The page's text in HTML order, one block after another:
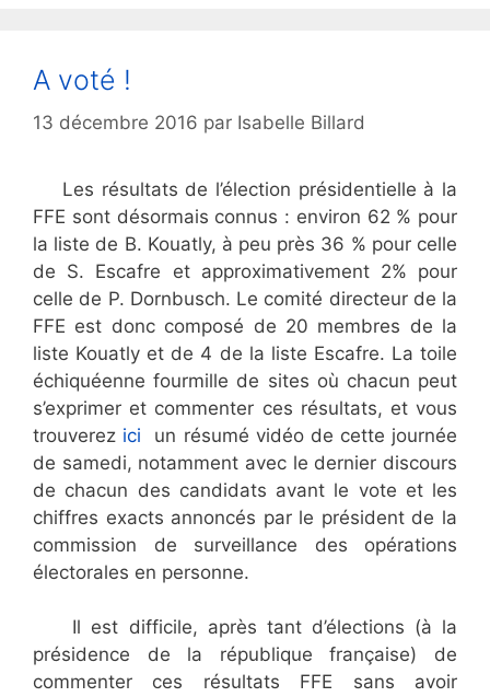
A voté !
13 décembre 2016 par Isabelle Billard
Les résultats de l’élection présidentielle à la
FFE sont désormais connus : environ 62 % pour
la liste de B. Kouatly, à peu près 36 % pour celle
de S. Escafre et approximativement 2% pour
celle de P. Dornbusch. Le comité directeur de la
FFE est donc composé de 20 membres de la
liste Kouatly et de 4 de la liste Escafre. La toile
échiquéenne fourmille de sites où chacun peut
s’exprimer et commenter ces résultats, et vous
trouverez ici un résumé vidéo de cette journée
de samedi, notamment avec le dernier discours
de chacun des candidats avant le vote et les
chiffres exacts annoncés par le président de la
commission de surveillance des opérations
électorales en personne.
Il est difficile, après tant d’élections (à la
présidence de la république française) de
commenter ces résultats FFE sans avoir